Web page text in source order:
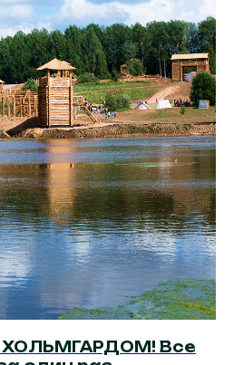
Все